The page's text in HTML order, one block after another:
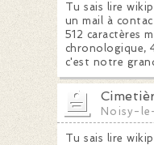
Tu sais lire
un mail à
512 caractères
chronologique,
c'est notre
Noisy-
Tu sais lire